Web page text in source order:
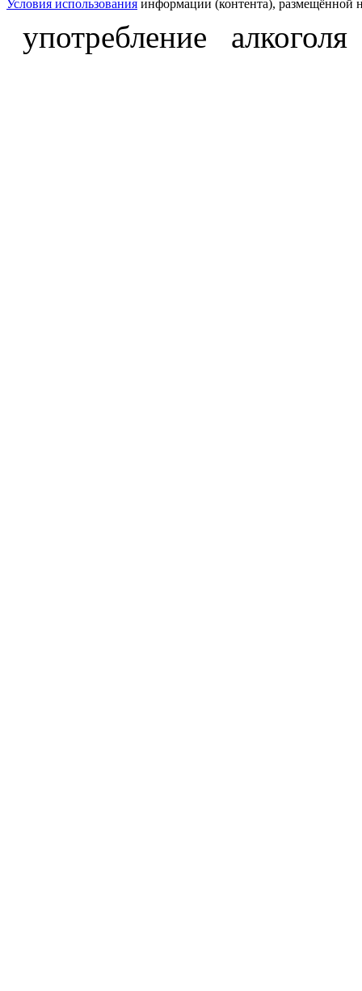
Условия использования информации (контента), размещённой
употребление